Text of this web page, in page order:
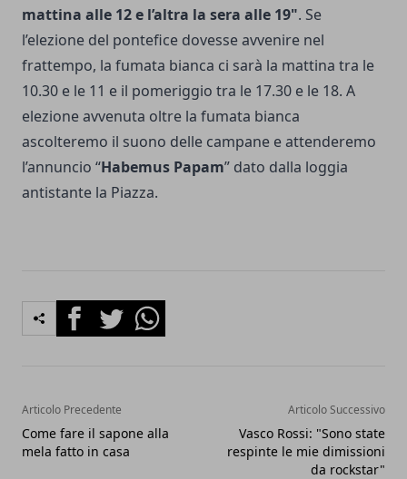
mattina alle 12 e l’altra la sera alle 19". Se
l’elezione del pontefice dovesse avvenire nel
frattempo, la fumata bianca ci sarà la mattina tra le
10.30 e le 11 e il pomeriggio tra le 17.30 e le 18. A
elezione avvenuta oltre la fumata bianca
ascolteremo il suono delle campane e attenderemo
l’annuncio “Habemus Papam” dato dalla loggia
antistante la Piazza.
FacebookTwitterWhatsapp
Articolo Precedente
Come fare il sapone alla
mela fatto in casa
Articolo Successivo
Vasco Rossi: "Sono state
respinte le mie dimissioni
da rockstar"